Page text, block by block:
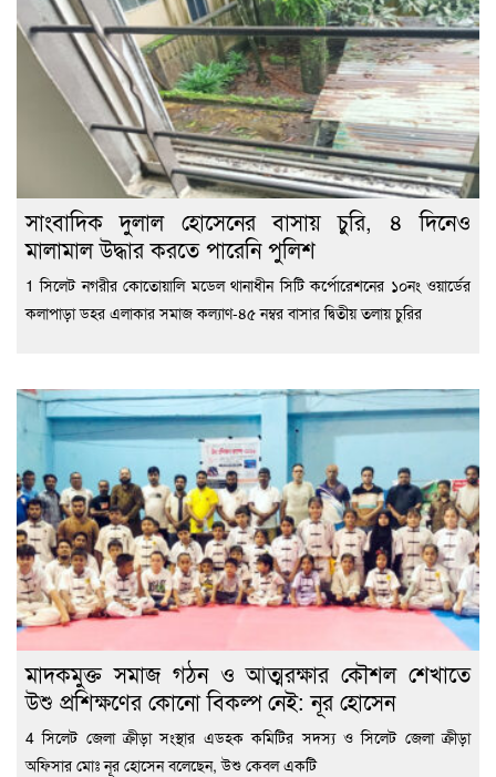
সাংবাদিক দুলাল হোসেনের বাসায় চুরি, ৪ দিনেও
মালামাল উদ্ধার করতে পারেনি পুলিশ
1 সিলেট নগরীর কোতোয়ালি মডেল থানাধীন সিটি কর্পোরেশনের ১০নং ওয়ার্ডের
কলাপাড়া ডহর এলাকার সমাজ কল্যাণ-৪৫ নম্বর বাসার দ্বিতীয় তলায় চুরির
মাদকমুক্ত সমাজ গঠন ও আত্মরক্ষার কৌশল শেখাতে
উশু প্রশিক্ষণের কোনো বিকল্প নেই: নূর হোসেন
4 সিলেট জেলা ক্রীড়া সংস্থার এডহক কমিটির সদস্য ও সিলেট জেলা ক্রীড়া
অফিসার মোঃ নূর হোসেন বলেছেন, উশু কেবল একটি